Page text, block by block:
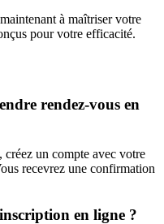
à maîtriser votre
pour votre efficacité.
rendez-vous en
créez un compte avec votre
recevrez une confirmation
en ligne ?